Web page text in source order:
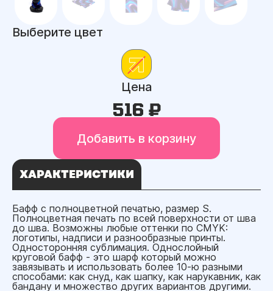
Выберите цвет
Цена
516 ₽
Добавить в корзину
ХАРАКТЕРИСТИКИ
Бафф с полноцветной печатью, размер S.
Полноцветная печать по всей поверхности от шва
до шва. Возможны любые оттенки по CMYK:
логотипы, надписи и разнообразные принты.
Односторонняя сублимация. Однослойный
круговой бафф - это шарф который можно
завязывать и использовать более 10-ю разными
способами: как снуд, как шапку, как нарукавник, как
бандану и множество других вариантов другими.